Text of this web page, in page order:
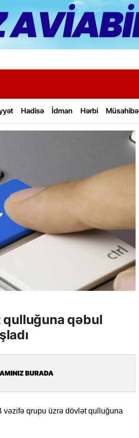
Hadisə İdman Hərbi Müsahibə
qəbul
vəzifə qrupu üzrə dövlət qulluğuna